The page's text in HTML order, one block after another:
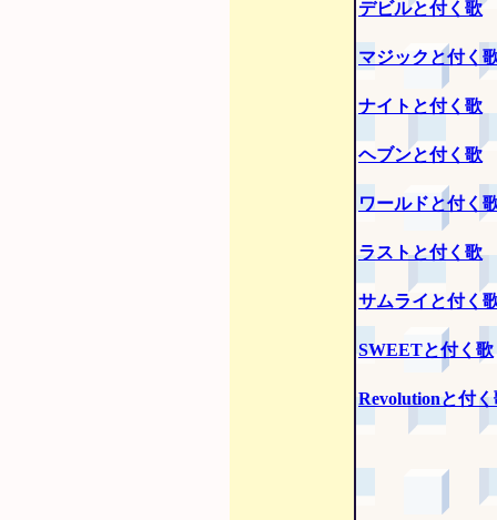
デビルと付く歌
マジックと付く
ナイトと付く歌
ヘブンと付く歌
ワールドと付く
ラストと付く歌
サムライと付く
SWEETと付く歌
Revolutionと付く